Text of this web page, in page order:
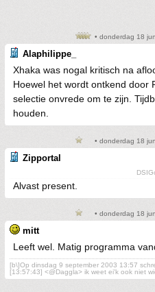
• donderdag 18
Alaphilippe_
Xhaka was nogal kritisch na
Hoewel het wordt ontkend door
selectie onvrede om te zijn.
houden.
• donderdag 18
Zipportal
Alvast present.
• donderdag 18
mitt
Leeft wel. Matig programma
[b\]Op dinsdag 9 september 2003 13:57
[13:57:43] <@Daggla> ik weet ei'k ook niet